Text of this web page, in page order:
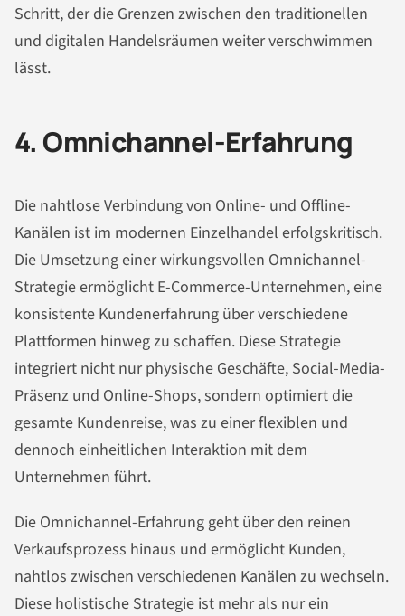
Schritt, der die Grenzen zwischen den traditionellen
und digitalen Handelsräumen weiter verschwimmen
lässt.
4. Omnichannel-Erfahrung
Die nahtlose Verbindung von Online- und Offline-
Kanälen ist im modernen Einzelhandel erfolgskritisch.
Die Umsetzung einer wirkungsvollen Omnichannel-
Strategie ermöglicht E-Commerce-Unternehmen, eine
konsistente Kundenerfahrung über verschiedene
Plattformen hinweg zu schaffen. Diese Strategie
integriert nicht nur physische Geschäfte, Social-Media-
Präsenz und Online-Shops, sondern optimiert die
gesamte Kundenreise, was zu einer flexiblen und
dennoch einheitlichen Interaktion mit dem
Unternehmen führt.
Die Omnichannel-Erfahrung geht über den reinen
Verkaufsprozess hinaus und ermöglicht Kunden,
nahtlos zwischen verschiedenen Kanälen zu wechseln.
Diese holistische Strategie ist mehr als nur ein